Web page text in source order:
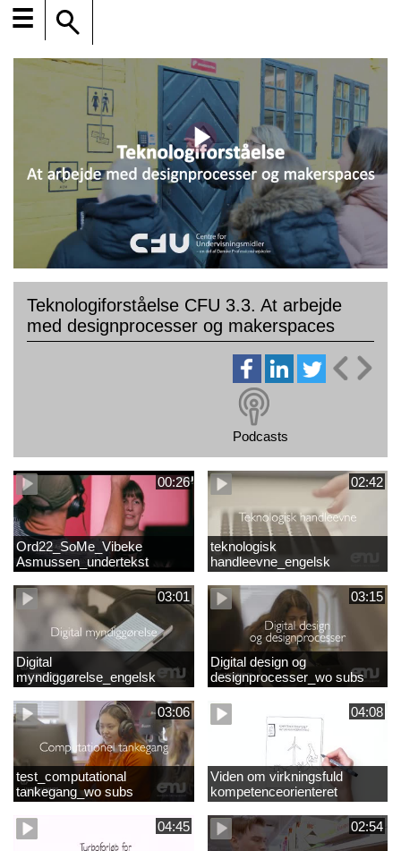
☰
Teknologiforståelse CFU 3.3. At arbejde
med designprocesser og makerspaces
Podcasts
00:26
Ord22_SoMe_Vibeke
Asmussen_undertekst
02:42
teknologisk
handleevne_engelsk
03:01
Digital
myndiggørelse_engelsk
03:15
Digital design og
designprocesser_wo subs
03:06
test_computational
tankegang_wo subs
04:08
Viden om virkningsfuld
kompetenceorienteret
naturfagsundervisning
04:45
02:54